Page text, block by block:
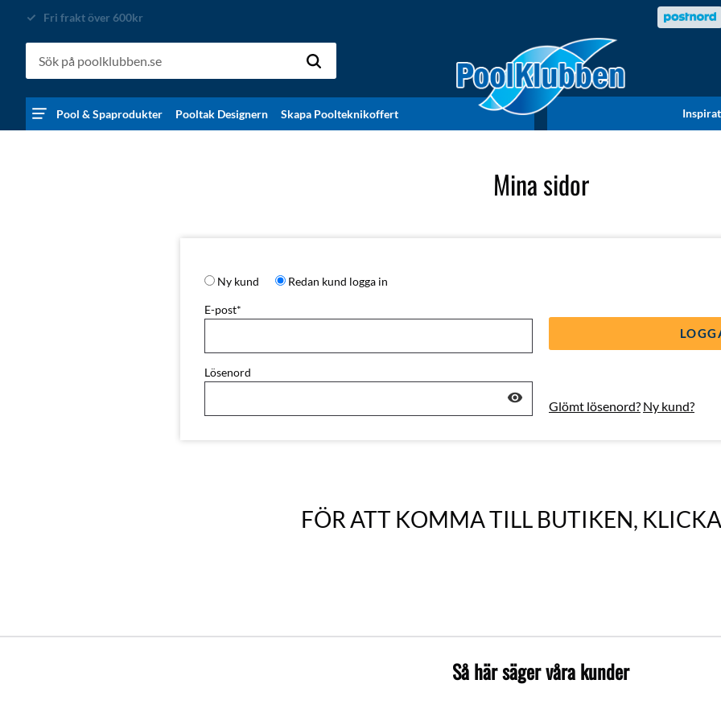
Fri frakt över 600kr
Pool & Spaprodukter Pooltak Designern Skapa Poolteknikoffert
Mina sidor
Ny kund Redan kund logga in
E-post*
Lösenord
visibility Glömt lösenord? Ny kund?
FÖR ATT KOMMA TILL BUTIKEN,
Så här säger våra kunder